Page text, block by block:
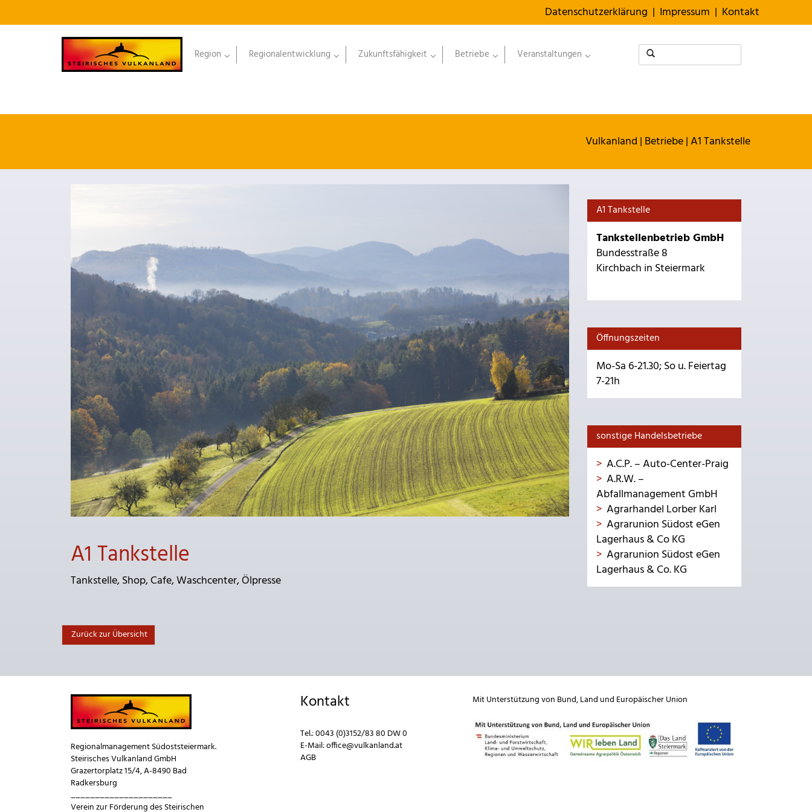
Datenschutzerklärung | Impressum | Kontakt
Region Regionalentwicklung Zukunftsfähigkeit Betriebe Veranstaltungen
Vulkanland | Betriebe|A1 Tankstelle
A1 Tankstelle
Tankstelle, Shop, Cafe, Waschcenter, Ölpresse
Zurück zur Übersicht
A1 Tankstelle
Tankstellenbetrieb GmbH
Bundesstraße 8
Kirchbach in Steiermark
Öffnungszeiten
Mo-Sa 6-21.30; So u. Feiertag
7-21h
sonstige Handelsbetriebe
A.C.P. – Auto-Center-Praig
A.R.W. –
Abfallmanagement GmbH
Agrarhandel Lorber Karl
Agrarunion Südost eGen
Lagerhaus & Co KG
Agrarunion Südost eGen
Lagerhaus & Co. KG
Regionalmanagement Südoststeiermark.
Steirisches Vulkanland GmbH
Grazertorplatz 15/4, A-8490 Bad
Radkersburg
_____________________
Verein zur Förderung des Steirischen
Kontakt
Tel.:0043 (0)3152/83 80 DW 0
E-Mail:office@vulkanland.at
AGB
Mit Unterstützung von Bund,Land und Europäischer Union